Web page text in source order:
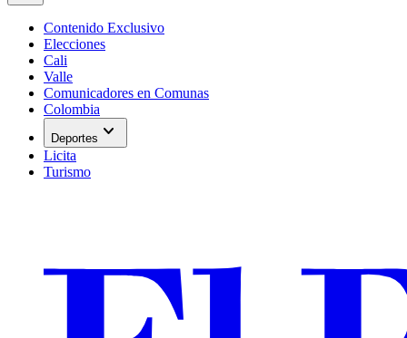
Contenido Exclusivo
Elecciones
Cali
Valle
Comunicadores en Comunas
Colombia
Deportes expand_more
Licita
Turismo